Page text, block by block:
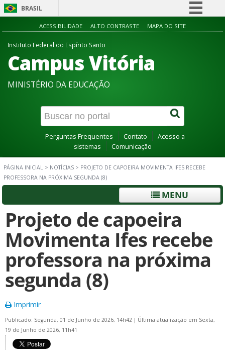
BRASIL
Simplifique!
Acesso à informação
Canais
ACESSIBILIDADE ALTO CONTRASTE MAPA DO SITE
Instituto Federal do Espírito Santo
Campus Vitória
MINISTÉRIO DA EDUCAÇÃO
Perguntas Frequentes Contato
Acesso a
sistemas
Comunicação
PÁGINA INICIAL > NOTÍCIAS > PROJETO DE CAPOEIRA MOVIMENTA IFES RECEBE
PROFESSORA NA PRÓXIMA SEGUNDA (8)
MENU
Projeto de capoeira
Movimenta Ifes recebe
professora na próxima
segunda (8)
Imprimir
Publicado: Segunda, 01 de Junho de 2026, 14h42 | Última atualização em Sexta,
19 de Junho de 2026, 11h41